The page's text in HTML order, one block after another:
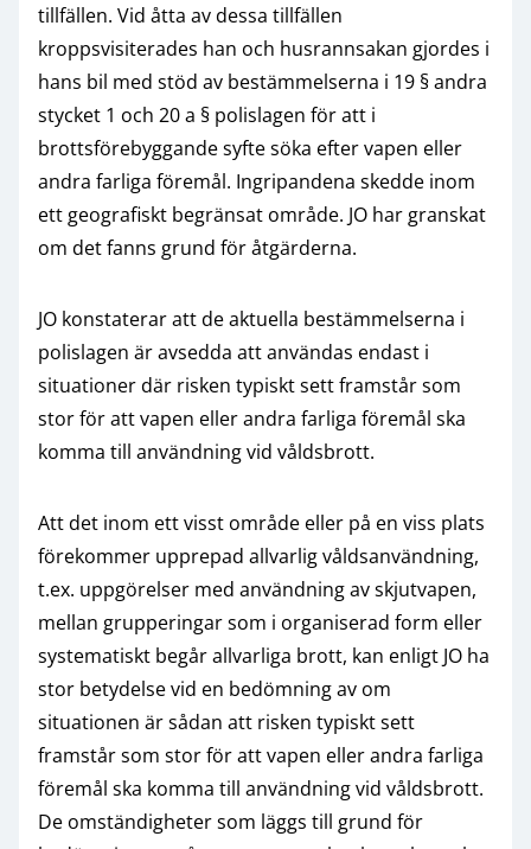
tillfällen. Vid åtta av dessa tillfällen
kroppsvisiterades han och husrannsakan gjordes i
hans bil med stöd av bestämmelserna i 19 § andra
stycket 1 och 20 a § polislagen för att i
brottsförebyggande syfte söka efter vapen eller
andra farliga föremål. Ingripandena skedde inom
ett geografiskt begränsat område. JO har granskat
om det fanns grund för åtgärderna.
JO konstaterar att de aktuella bestämmelserna i
polislagen är avsedda att användas endast i
situationer där risken typiskt sett framstår som
stor för att vapen eller andra farliga föremål ska
komma till användning vid våldsbrott.
Att det inom ett visst område eller på en viss plats
förekommer upprepad allvarlig våldsanvändning,
t.ex. uppgörelser med användning av skjutvapen,
mellan grupperingar som i organiserad form eller
systematiskt begår allvarliga brott, kan enligt JO ha
stor betydelse vid en bedömning av om
situationen är sådan att risken typiskt sett
framstår som stor för att vapen eller andra farliga
föremål ska komma till användning vid våldsbrott.
De omständigheter som läggs till grund för